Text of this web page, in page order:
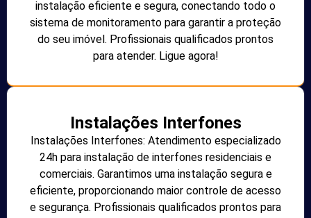
instalação eficiente e segura, conectando todo o
sistema de monitoramento para garantir a proteção
do seu imóvel. Profissionais qualificados prontos
para atender. Ligue agora!
Instalações Interfones
Instalações Interfones: Atendimento especializado
24h para instalação de interfones residenciais e
comerciais. Garantimos uma instalação segura e
eficiente, proporcionando maior controle de acesso
e segurança. Profissionais qualificados prontos para